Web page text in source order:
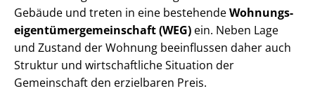
Gebäude und treten in eine bestehendeWoh­nungs­
ei­gen­tü­mer­ge­mein­schaft (WEG) ein. Neben Lage
und Zustand der Wohnung beeinflussen daher auch
Struktur und wirtschaftliche Situation der
Gemeinschaft den erzielbaren Preis.